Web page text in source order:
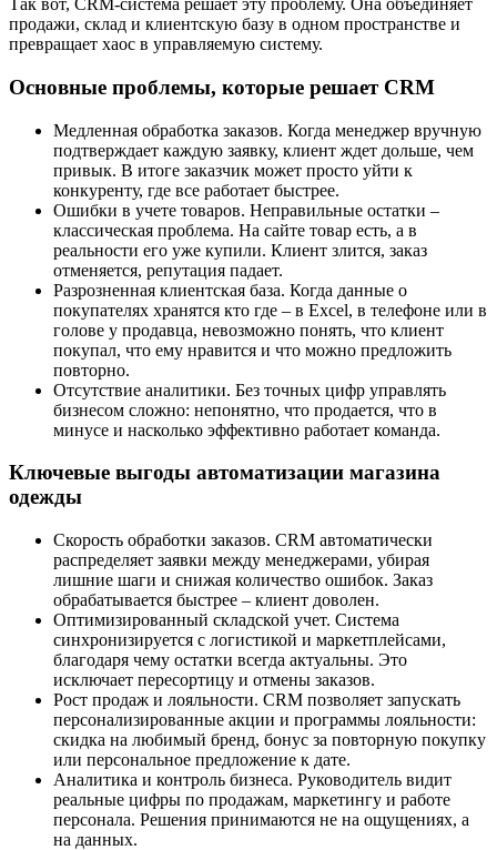
Так вот, CRM-система решает эту проблему. Она объединяет
продажи, склад и клиентскую базу в одном пространстве и
превращает хаос в управляемую систему.
Основные проблемы, которые решает CRM
Медленная обработка заказов. Когда менеджер вручную
подтверждает каждую заявку, клиент ждет дольше, чем
привык. В итоге заказчик может просто уйти к
конкуренту, где все работает быстрее.
Ошибки в учете товаров. Неправильные остатки –
классическая проблема. На сайте товар есть, а в
реальности его уже купили. Клиент злится, заказ
отменяется, репутация падает.
Разрозненная клиентская база. Когда данные о
покупателях хранятся кто где – в Excel, в телефоне или в
голове у продавца, невозможно понять, что клиент
покупал, что ему нравится и что можно предложить
повторно.
Отсутствие аналитики. Без точных цифр управлять
бизнесом сложно: непонятно, что продается, что в
минусе и насколько эффективно работает команда.
Ключевые выгоды автоматизации магазина
одежды
Скорость обработки заказов. CRM автоматически
распределяет заявки между менеджерами, убирая
лишние шаги и снижая количество ошибок. Заказ
обрабатывается быстрее – клиент доволен.
Оптимизированный складской учет. Система
синхронизируется с логистикой и маркетплейсами,
благодаря чему остатки всегда актуальны. Это
исключает пересортицу и отмены заказов.
Рост продаж и лояльности. CRM позволяет запускать
персонализированные акции и программы лояльности:
скидка на любимый бренд, бонус за повторную покупку
или персональное предложение к дате.
Аналитика и контроль бизнеса. Руководитель видит
реальные цифры по продажам, маркетингу и работе
персонала. Решения принимаются не на ощущениях, а
на данных.